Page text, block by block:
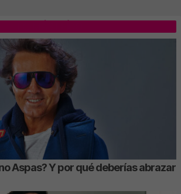
Aspas? Y por qué deberías abrazar